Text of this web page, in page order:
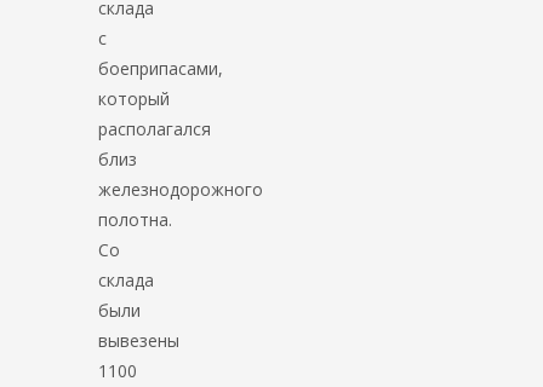
склада
с
боеприпасами,
который
располагался
близ
железнодорожного
полотна.
Со
склада
были
вывезены
1100